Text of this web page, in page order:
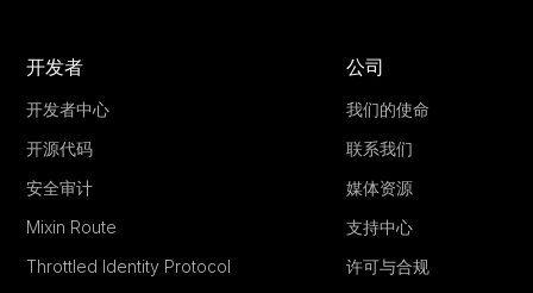
开发者
开发者中心
开源代码
安全审计
Mixin Route
Throttled Identity Protocol
公司
我们的使命
联系我们
媒体资源
支持中心
许可与合规